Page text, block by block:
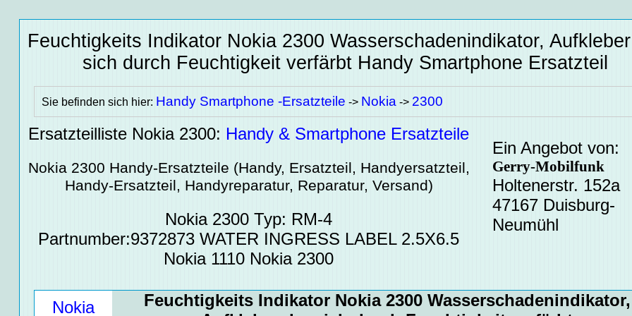
Feuchtigkeits Indikator Nokia 2300 Wasserschadenindikator,
sich durch Feuchtigkeit verfärbt Handy Smartphone Ersatzteil
Sie befinden sich hier: Handy Smartphone -Ersatzteile -> Nokia-> 2300
Ersatzteilliste Nokia 2300: Handy & Smartphone Ersatzteile
Nokia 2300 Handy-Ersatzteile (Handy, Ersatzteil, Handyersatzteil,
Handy-Ersatzteil, Handyreparatur, Reparatur, Versand)
Nokia 2300 Typ: RM-4
Partnumber:9372873 WATER INGRESS LABEL 2.5X6.5
Nokia 1110 Nokia 2300
Ein Angebot von:
Gerry-Mobilfunk
Holtenerstr. 152a
47167 Duisburg-
Neumühl
Nokia
Feuchtigkeits Indikator Nokia 2300 Wasserschadenindikator,